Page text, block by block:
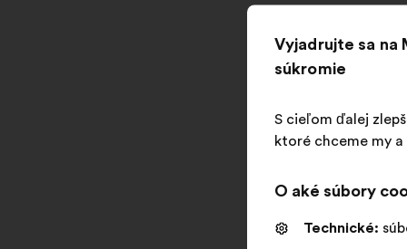
Vyjadrujte sa na
súkromie
S cieľom ďalej
ktoré chceme my a
O aké súbory
Technické: